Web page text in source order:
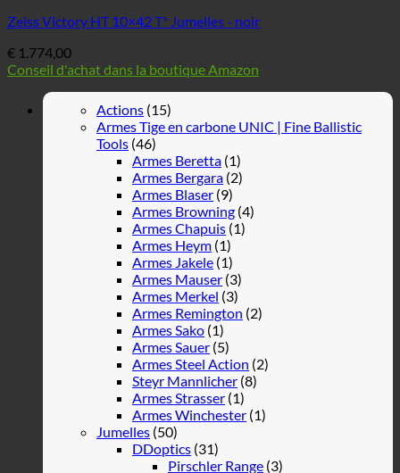
Zeiss Victory HT 10×42 T* Jumelles - noir
€ 1.774,00
Conseil d'achat dans la boutique Amazon
Actions (15)
Armes Tige en carbone UNIC | Fine Ballistic
Tools (46)
Armes Beretta (1)
Armes Bergara (2)
Armes Blaser (9)
Armes Browning (4)
Armes Chapuis (1)
Armes Heym (1)
Armes Jakele (1)
Armes Mauser (3)
Armes Merkel (3)
Armes Remington (2)
Armes Sako (1)
Armes Sauer (5)
Armes Steel Action (2)
Steyr Mannlicher (8)
Armes Strasser (1)
Armes Winchester (1)
Jumelles (50)
DDoptics (31)
Pirschler Range (3)